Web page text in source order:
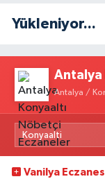
Yükleniyor...
Antalya
Antalya /
Vanilya